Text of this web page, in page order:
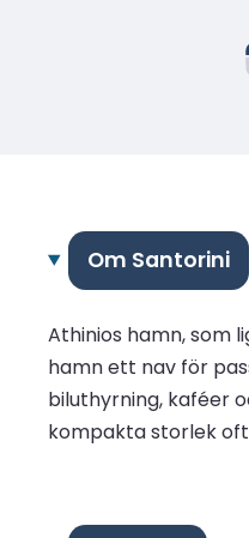
Om Santorini
Athinios hamn, som
hamn ett nav för
biluthyrning, kaféer
kompakta storlek